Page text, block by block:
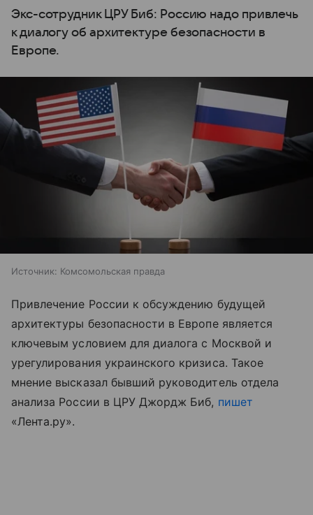
Экс-сотрудник ЦРУ Биб: Россию надо привлечь
к диалогу об архитектуре безопасности в
Европе.
Источник: Комсомольская правда
Привлечение России к обсуждению будущей
архитектуры безопасности в Европе является
ключевым условием для диалога с Москвой и
урегулирования украинского кризиса. Такое
мнение высказал бывший руководитель отдела
анализа России в ЦРУ Джордж Биб, пишет
«Лента.ру».